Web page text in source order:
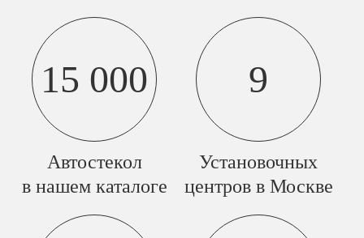
15 000
Автостекол
в нашем каталоге
9
Установочных
центров в Москве